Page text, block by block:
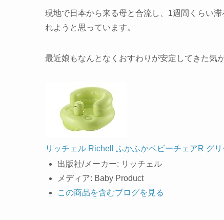
現地で日本から来る母と合流し、1週間くらい
れようと思っています。
最近娘もなんとなくおすわりが安定してきた気
リッチェル Richell ふかふかベビーチェアR グ
出版社/メーカー: リッチェル
メディア: Baby Product
この商品を含むブログを見る